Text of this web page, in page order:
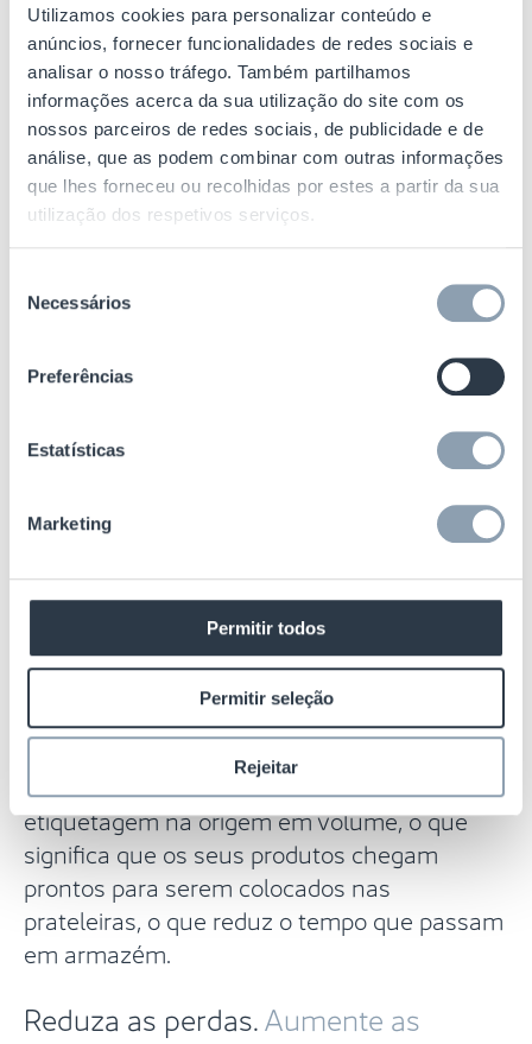
Utilizamos cookies para personalizar conteúdo e
anúncios, fornecer funcionalidades de redes sociais e
analisar o nosso tráfego. Também partilhamos
informações acerca da sua utilização do site com os
nossos parceiros de redes sociais, de publicidade e de
análise, que as podem combinar com outras informações
que lhes forneceu ou recolhidas por estes a partir da sua
utilização dos respetivos serviços.
Necessários
Preferências
Estatísticas
Marketing
Permitir todos
Permitir seleção
Rejeitar
etiquetas e a colocação em bens de
consumo embalados, compreendemos a
profundidade dos desafios da venda a
retalho. Os nossos especialistas em
aplicações estão aqui para lhe oferecer os
melhores resultados no interior da loja,
mantendo a estética das marcas e dos
Porquê uma parceria com a
Minimize os custos.Maximize o
A nossa equipa global de etiquetagem na
origem EAS pode facilitar as suas
necessidades de etiquetagem no local de
fabrico. Possuímos a infraestrutura para a
etiquetagem na origem em volume, o que
significa que os seus produtos chegam
prontos para serem colocados nas
prateleiras, o que reduz o tempo que passam
em armazém.
Reduza as perdas.Aumente as